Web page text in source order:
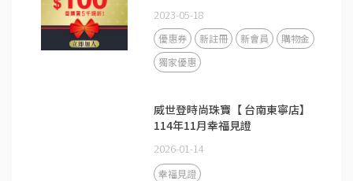
2023-05-18
優惠券 新註冊 新會員
購物金
獨家優惠
威世登時尚珠寶【 台南東寧店】
114年11月幸福見證
2026-01-14
幸福見證